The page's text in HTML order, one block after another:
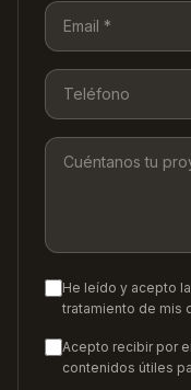
He leído y acepto la
tratamiento de mis
Acepto recibir por
contenidos útiles